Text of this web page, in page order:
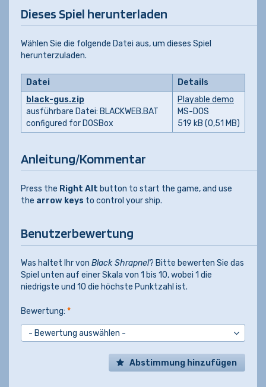
Dieses Spiel herunterladen
Wählen Sie die folgende Datei aus, um dieses Spiel
herunterzuladen.
Datei
Details
black-gus.zip
ausführbare Datei: BLACKWEB.BAT
configured for DOSBox
Playable demo
MS-DOS
519 kB (0,51 MB)
Anleitung/Kommentar
Press the Right Alt button to start the game, and use
the arrow keys to control your ship.
Benutzerbewertung
Was haltet Ihr von Black Shrapnel? Bitte bewerten Sie das
Spiel unten auf einer Skala von 1 bis 10, wobei 1 die
niedrigste und 10 die höchste Punktzahl ist.
Bewertung: *
Abstimmung hinzufügen